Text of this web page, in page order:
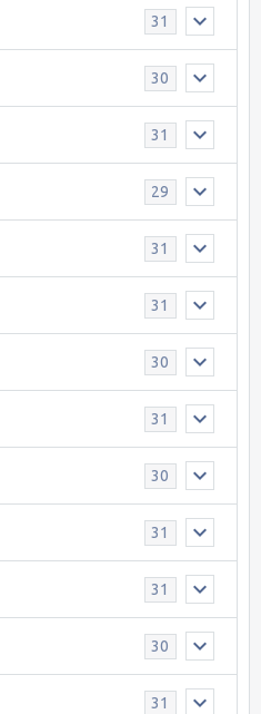
31
30
31
29
31
31
30
31
30
31
31
30
31